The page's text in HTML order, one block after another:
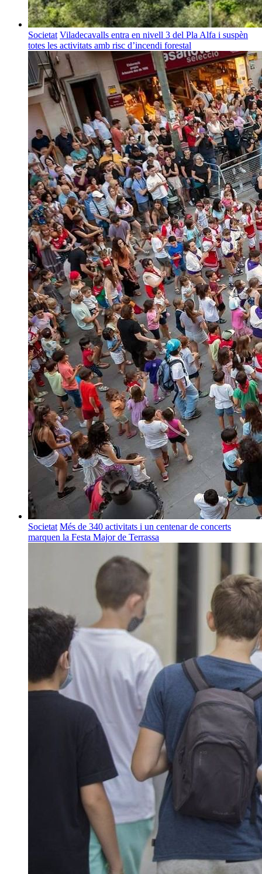
Societat Viladecavalls entra en nivell 3 del Pla Alfa i suspèn
totes les activitats amb risc d’incendi forestal
Societat Més de 340 activitats i un centenar de concerts
marquen la Festa Major de Terrassa